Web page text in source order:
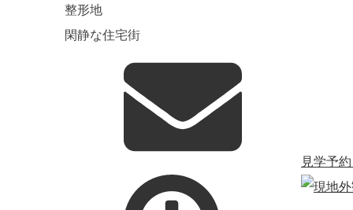
整形地
閑静な住宅街
見学予